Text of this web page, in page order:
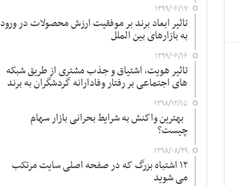
۱۳۹۹/۰۶/۱۷
تاثیر ابعاد برند بر موفقیت ارزش محصولات در ورود
به بازارهای بین الملل
۱۳۹۹/۰۶/۱۶
تاثیر هویت، اشتیاق و جذب مشتری از طریق شبکه
های اجتماعی بر رفتار وفادارانه گردشگران به برند
۱۳۹۸/۱۲/۱۵
بهترین واکنش به شرایط بحرانی بازار سهام
چیست؟
۱۳۹۸/۰۸/۲۹
۱۲ اشتباه بزرگ که در صفحه اصلی سایت مرتکب
می شوید